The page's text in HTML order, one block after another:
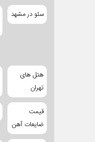
سئو در مشهد
هتل های
تهران
قیمت
ضایعات آهن